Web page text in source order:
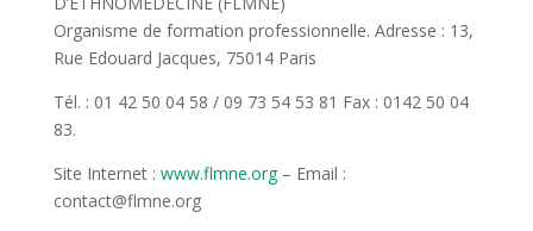
Organisme de formation professionnelle. Adresse : 13,
Rue Edouard Jacques, 75014 Paris
Tél. : 01 42 50 04 58 / 09 73 54 53 81 Fax : 0142 50 04
83.
Site Internet : www.flmne.org– Email :
contact@flmne.org